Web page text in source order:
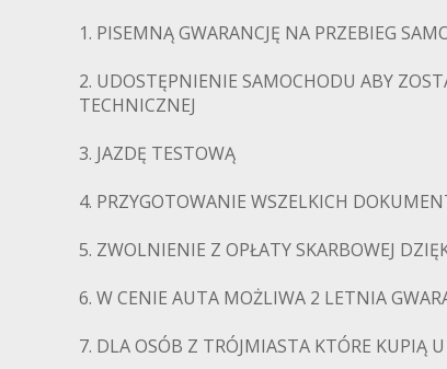
1. PISEMNĄ GWARANCJĘ NA PRZEBIEG
2. UDOSTĘPNIENIE SAMOCHODU ABY
TECHNICZNEJ
3. JAZDĘ TESTOWĄ
4. PRZYGOTOWANIE WSZELKICH
5. ZWOLNIENIE Z OPŁATY SKARBOWEJ
6. W CENIE AUTA MOŻLIWA 2 LETNIA
7. DLA OSÓB Z TRÓJMIASTA KTÓRE KUPIĄ